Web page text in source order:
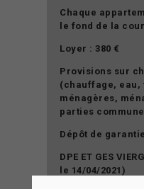
Chaque
le fond de la
Loyer : 380 €
Provisions sur
(chauffage, eau,
ménagères,
parties
Dépôt de
DPE ET GES
le 14/04/2021)